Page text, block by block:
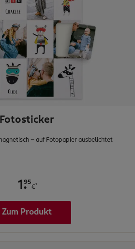
Fotosticker
- auf Fotopapier ausbelichtet
1 .
95
€*
Zum Produkt